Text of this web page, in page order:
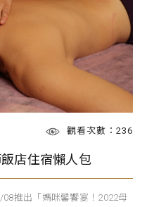
觀看次數：236
店住宿懶人包
推出「媽咪馨饗宴！2022母